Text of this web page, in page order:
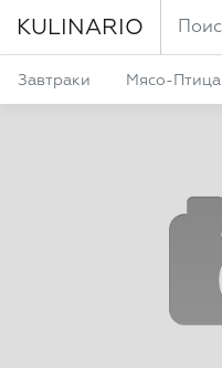
KULINARIO
Завтраки Мясо-Птица